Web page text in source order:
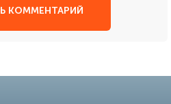
КОММЕНТАРИЙ